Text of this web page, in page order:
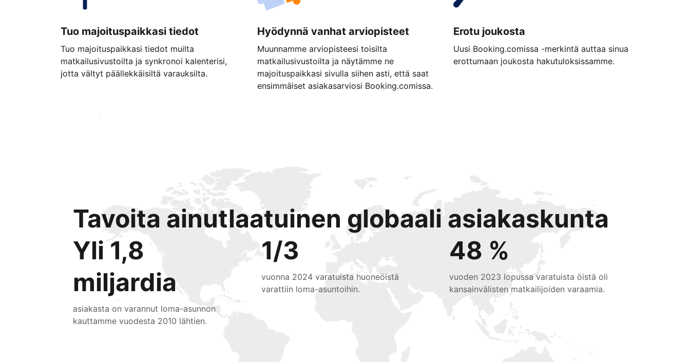
Tuo majoituspaikkasi tiedot
Tuo majoituspaikkasi tiedot muilta
matkailusivustoilta ja synkronoi kalenterisi,
jotta vältyt päällekkäisiltä varauksilta.
Hyödynnä vanhat arviopisteet
Muunnamme arviopisteesi toisilta
matkailusivustoilta ja näytämme ne
majoituspaikkasi sivulla siihen asti, että saat
ensimmäiset asiakasarviosi Booking.comissa.
Erotu joukosta
Uusi Booking.comissa -merkintä auttaa sinua
erottumaan joukosta hakutuloksissamme.
Aloita jo tänään
Tavoita ainutlaatuinen globaali asiakaskunta
Yli 1,8
miljardia
asiakasta on varannut loma-asunnon
kauttamme vuodesta 2010 lähtien.
1/3
vuonna 2024 varatuista huoneöistä
varattiin loma-asuntoihin.
48 %
vuoden 2023 lopussa varatuista öistä oli
kansainvälisten matkailijoiden varaamia.